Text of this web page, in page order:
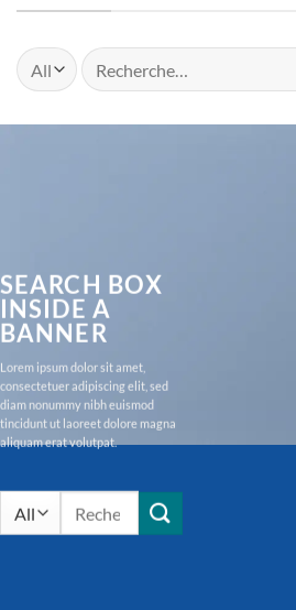
Recherche
pour :
SEARCH BOX
INSIDE A
BANNER
Lorem ipsum dolor sit amet,
consectetuer adipiscing elit, sed
diam nonummy nibh euismod
tincidunt ut laoreet dolore magna
aliquam erat volutpat.